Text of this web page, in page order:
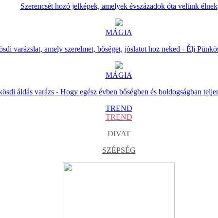
Szerencsét hozó jelképek, amelyek évszázadok óta velünk élnek
MÁGIA
varázslat, amely szerelmet, bőséget, jóslatot hoz neked - Élj
MÁGIA
áldás varázs - Hogy egész évben bőségben és boldogságban
TREND
TREND
DIVAT
SZÉPSÉG